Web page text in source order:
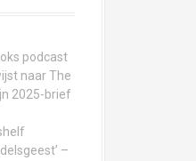
podcast
naar The
2025-brief
–